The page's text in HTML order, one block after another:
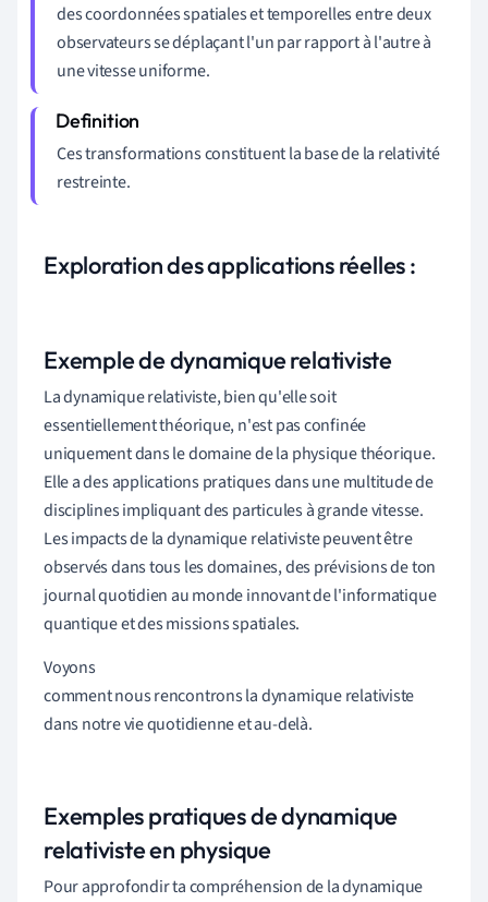
des coordonnées spatiales et temporelles entre deux
observateurs se déplaçant l'un par rapport à l'autre à
une vitesse uniforme.
Ces transformations constituent la base de la relativité
restreinte.
Exploration des applications réelles :
Exemple de dynamique relativiste
La dynamique relativiste, bien qu'elle soit
essentiellement théorique, n'est pas confinée
uniquement dans le domaine de la physique théorique.
Elle a des applications pratiques dans une multitude de
disciplines impliquant des particules à grande vitesse.
Les impacts de la dynamique relativiste peuvent être
observés dans tous les domaines, des prévisions de ton
journal quotidien au monde innovant de l'informatique
quantique et des missions spatiales.
Voyons
comment nous rencontrons la dynamique relativiste
dans notre vie quotidienne et au-delà.
Exemples pratiques de dynamique
relativiste en physique
Pour approfondir ta compréhension de la dynamique